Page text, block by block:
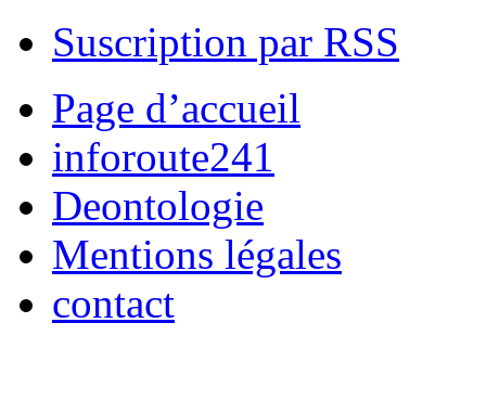
Suscription par RSS
Page d’accueil
inforoute241
Deontologie
Mentions légales
contact